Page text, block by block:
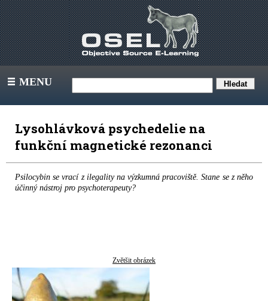
III MENU
Lysohlávková psychedelie na
funkční magnetické rezonanci
Psilocybin se vrací z ilegality na výzkumná pracoviště. Stane se z něho
účinný nástroj pro psychoterapeuty?
Zvětšit obrázek